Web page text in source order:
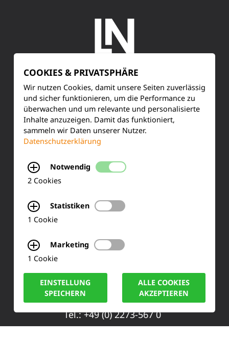
SERVICE
Kundenservice
Produktinformationen
FAQ
KONTAKT
50170 Kerpen
Tel.: +49 (0) 2273-567 0
COOKIES & PRIVATSPHÄRE
Wir nutzen Cookies, damit unsere Seiten zuverlässig
und sicher funktionieren, um die Performance zu
überwachen und um relevante und personalisierte
Inhalte anzuzeigen. Damit das funktioniert,
sammeln wir Daten unserer Nutzer.
Datenschutzerklärung
Notwendig
2 Cookies
Statistiken
1 Cookie
Marketing
1 Cookie
EINSTELLUNG
SPEICHERN
ALLE COOKIES
AKZEPTIEREN